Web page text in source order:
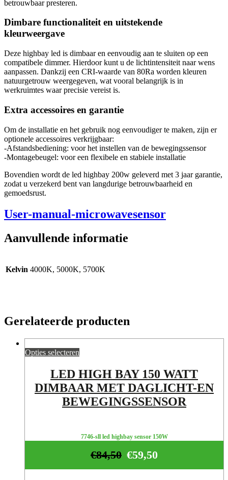
betrouwbaar presteren.
Dimbare functionaliteit en uitstekende
kleurweergave
Deze highbay led is dimbaar en eenvoudig aan te sluiten op een
compatibele dimmer. Hierdoor kunt u de lichtintensiteit naar wens
aanpassen. Dankzij een CRI-waarde van 80Ra worden kleuren
natuurgetrouw weergegeven, wat vooral belangrijk is in
werkruimtes waar precisie vereist is.
Extra accessoires en garantie
Om de installatie en het gebruik nog eenvoudiger te maken, zijn er
optionele accessoires verkrijgbaar:
-Afstandsbediening: voor het instellen van de bewegingssensor
-Montagebeugel: voor een flexibele en stabiele installatie
Bovendien wordt de led highbay 200w geleverd met 3 jaar garantie,
zodat u verzekerd bent van langdurige betrouwbaarheid en
gemoedsrust.
User-manual-microwavesensor
Aanvullende informatie
Kelvin 4000K, 5000K, 5700K
Gerelateerde producten
Opties selecteren
LED HIGH BAY 150 WATT
DIMBAAR MET DAGLICHT-EN
BEWEGINGSSENSOR
7746-sll led highbay sensor 150W
€59,50
€84,50